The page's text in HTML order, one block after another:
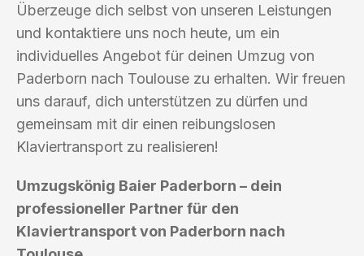
Überzeuge dich selbst von unseren Leistungen
und kontaktiere uns noch heute, um ein
individuelles Angebot für deinen Umzug von
Paderborn nach Toulouse zu erhalten. Wir freuen
uns darauf, dich unterstützen zu dürfen und
gemeinsam mit dir einen reibungslosen
Klaviertransport zu realisieren!
Umzugskönig Baier Paderborn – dein
professioneller Partner für den
Klaviertransport von Paderborn nach